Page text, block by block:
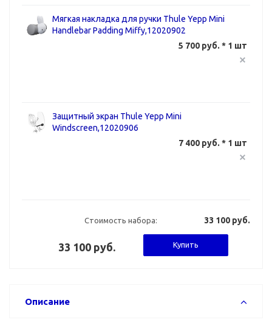
Мягкая накладка для ручки Thule Yepp Mini
Handlebar Padding Miffy,12020902
5 700 руб. * 1 шт
Защитный экран Thule Yepp Mini
Windscreen,12020906
7 400 руб. * 1 шт
Стоимость набора: 33 100 руб.
33 100 руб. Купить
Описание